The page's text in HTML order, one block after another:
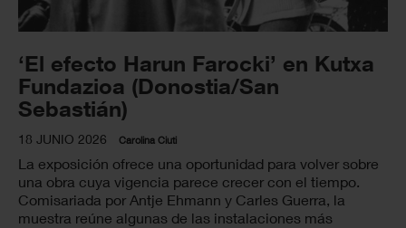
‘El efecto Harun Farocki’ en Kutxa
Fundazioa (Donostia/San
Sebastián)
18 JUNIO 2026 Carolina Ciuti
La exposición ofrece una oportunidad para volver sobre
una obra cuya vigencia parece crecer con el tiempo.
Comisariada por Antje Ehmann y Carles Guerra, la
muestra reúne algunas de las instalaciones más